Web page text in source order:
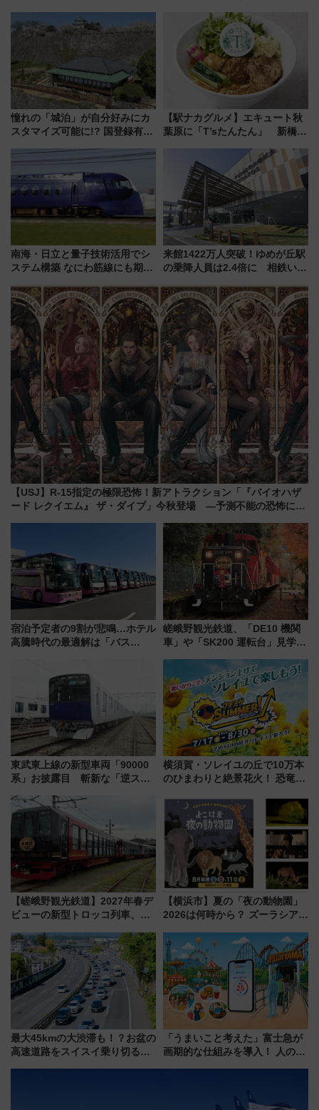
デコレーションも徹底解説
敬の名作写真も、駅弁フェスも
同時開催！
憧れの「城泊」が自分好みにカ
スタマイズ可能に!? 国登録有形
にオーダーメイド型の宿泊プラ
ンが誕生！
【駅ナカグルメ】エキュート秋
葉原に「T’sたんたん」 新橋に
饅」、オムライス専門店「肉と
たまご」新グルメ続々登場！
【2026年8月】
南海・日立と量子技術活用でシ
ステム構築 なにわ筋線にも期待
来館1422万人突破！ゆめが丘駅
の乗降人員は2.4倍に 相鉄いず
年祭にそうにゃん＆DB.スター
マンが登場
【USJ】R-15指定の極限恐怖！新アトラクション「『バイオハザ
ード レクイエム』 ザ・ダイブ」今秋登場 ―予測不能の恐怖に泣
宿泊予定者の9割が悲鳴…ホテル
高騰時代の最適解は「バス
アルな懐事情
嵯峨野観光鉄道、「DE10 機関
車」や「SK200 運転台」見学ツ
トの一環で激レア体験できちゃ
うかも 参加方法やスケジュール
をご紹介
東武東上線の新型車両「90000
系」お披露目 斬新な「逆スラ
放的な車内空間に注目、デビュ
ーは9月
横須賀・ソレイユの丘で10万本
のひまわりと絶景花火！ 恐竜や
帰りお出かけ最新情報（2026年
7月17日～開催）
【嵯峨野観光鉄道】2027年春デ
ビューの新型トロッコ列車、い
は2026年で引退
【横浜市】夏の「夜の動物園」
2026は何時から？ ズーラシア・
見どころ、限定イベントを徹底
解説！
最大45kmの大渋滞も！？お盆の
高速道路をスイスイ乗り切る快
「うまいこと考えた」富士急が
画期的な仕組みを導入！ 人のか